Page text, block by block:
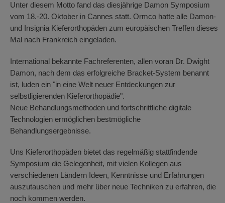
Unter diesem Motto fand das diesjährige Damon Symposium
vom 18.-20. Oktober in Cannes statt. Ormco hatte alle Damon-
und Insignia Kieferorthopäden zum europäischen Treffen dieses
Mal nach Frankreich eingeladen.
International bekannte Fachreferenten, allen voran Dr. Dwight
Damon, nach dem das erfolgreiche Bracket-System benannt
ist, luden ein "in eine Welt neuer Entdeckungen zur
selbstligierenden Kieferorthopädie".
Neue Behandlungsmethoden und fortschrittliche digitale
Technologien ermöglichen bestmögliche
Behandlungsergebnisse.
Uns Kieferorthopäden bietet das regelmäßig stattfindende
Symposium die Gelegenheit, mit vielen Kollegen aus
verschiedenen Ländern Ideen, Kenntnisse und Erfahrungen
auszutauschen und mehr über neue Techniken zu erfahren, die
noch kommen werden.